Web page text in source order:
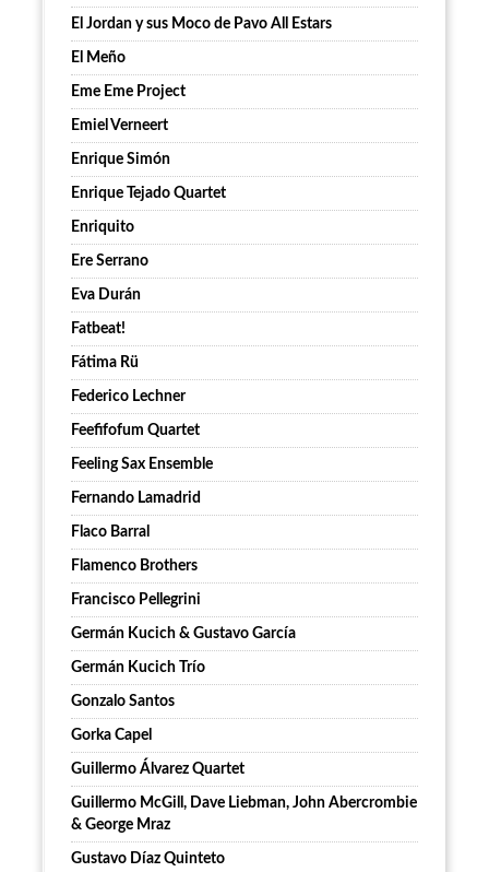
El Jordan y sus Moco de Pavo All Estars
El Meño
Eme Eme Project
Emiel Verneert
Enrique Simón
Enrique Tejado Quartet
Enriquito
Ere Serrano
Eva Durán
Fatbeat!
Fátima Rü
Federico Lechner
Feefifofum Quartet
Feeling Sax Ensemble
Fernando Lamadrid
Flaco Barral
Flamenco Brothers
Francisco Pellegrini
Germán Kucich & Gustavo García
Germán Kucich Trío
Gonzalo Santos
Gorka Capel
Guillermo Álvarez Quartet
Guillermo McGill, Dave Liebman, John Abercrombie
& George Mraz
Gustavo Díaz Quinteto